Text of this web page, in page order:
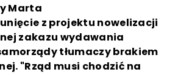
Marta
z projektu nowelizacji
zakazu wydawania
tłumaczy brakiem
"Rząd musi chodzić na